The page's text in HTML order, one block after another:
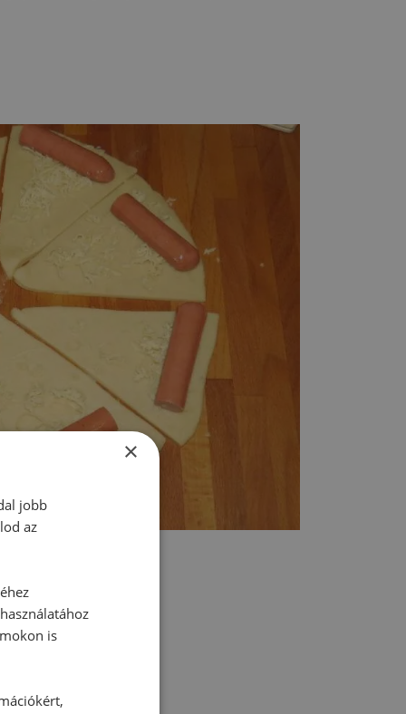
hozzászólás.
×
jobb
az
is